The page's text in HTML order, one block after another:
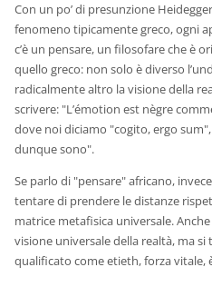
Con un po’ di presunzione
fenomeno tipicamente greco, ogni
c’è un pensare, un filosofare che è
quello greco: non solo è diverso
radicalmente altro la visione della
scrivere: "L’émotion est nègre
dove noi diciamo "cogito, ergo
dunque sono".
Se parlo di "pensare" africano,
tentare di prendere le distanze
matrice metafisica universale.
visione universale della realtà, ma
qualificato come etieth, forza vitale,